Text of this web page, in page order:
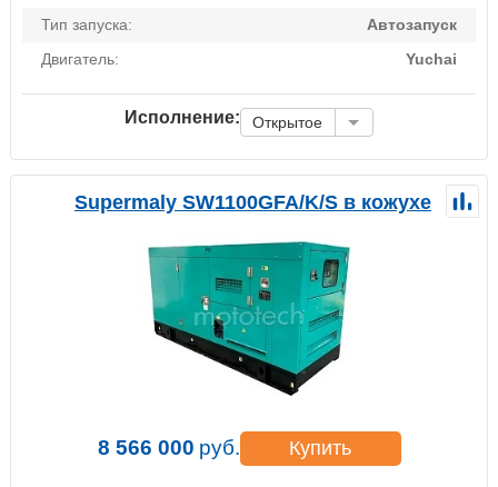
Тип запуска:
Автозапуск
Двигатель:
Yuchai
Исполнение: Открытое
Supermaly SW1100GFA/K/S в кожухе
8 566 000 руб. Купить